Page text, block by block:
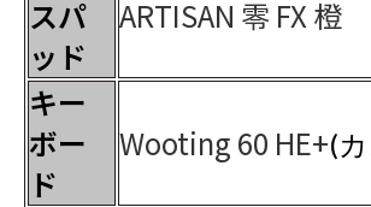
スパ
ッド
ARTISAN 零 FX 橙
キー
ボー
ド
Wooting 60 HE+(